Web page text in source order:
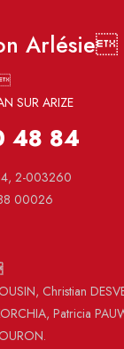
Arlésie
SUR ARIZE
48 84
2-003260
00026
Christian
Patricia